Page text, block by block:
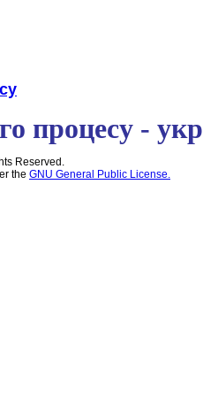
процесу -
Reserved.
the GNU General Public License.